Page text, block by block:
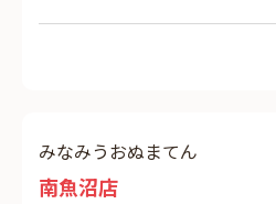
みなみうおぬまてん
南魚沼店